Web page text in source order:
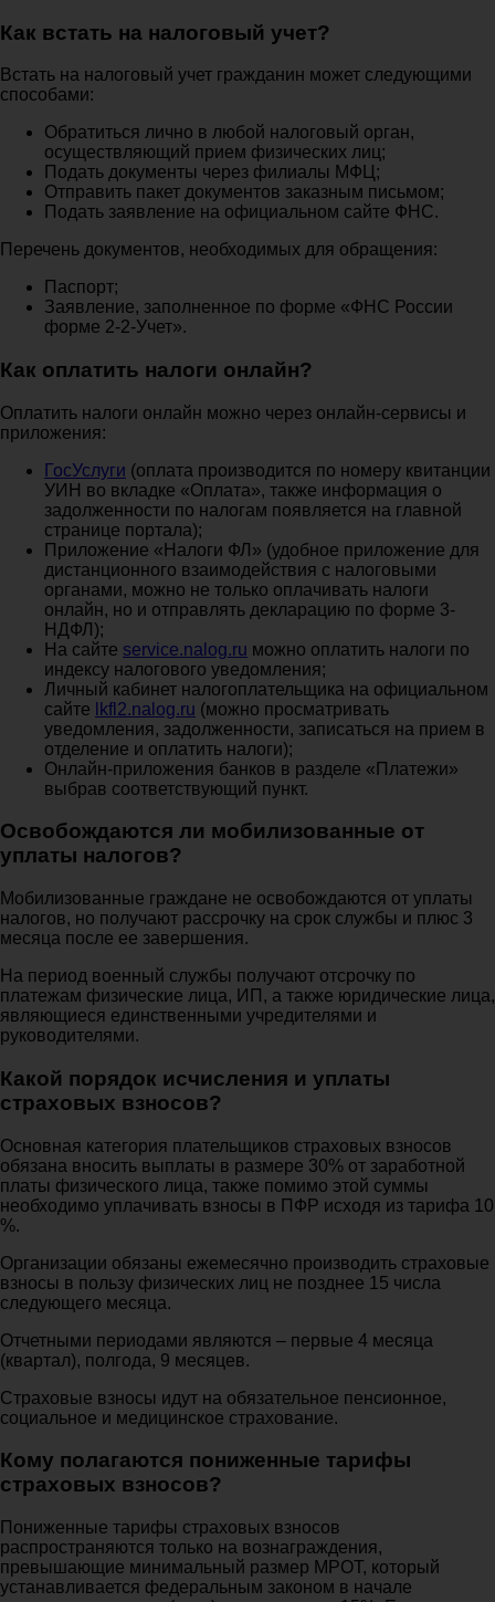
Как встать на налоговый учет?
Встать на налоговый учет гражданин может следующими
способами:
Обратиться лично в любой налоговый орган,
осуществляющий прием физических лиц;
Подать документы через филиалы МФЦ;
Отправить пакет документов заказным письмом;
Подать заявление на официальном сайте ФНС.
Перечень документов, необходимых для обращения:
Паспорт;
Заявление, заполненное по форме «ФНС России
форме 2-2-Учет».
Как оплатить налоги онлайн?
Оплатить налоги онлайн можно через онлайн-сервисы и
приложения:
ГосУслуги (оплата производится по номеру квитанции
УИН во вкладке «Оплата», также информация о
задолженности по налогам появляется на главной
странице портала);
Приложение «Налоги ФЛ» (удобное приложение для
дистанционного взаимодействия с налоговыми
органами, можно не только оплачивать налоги
онлайн, но и отправлять декларацию по форме 3-
НДФЛ);
На сайте service.nalog.ru можно оплатить налоги по
индексу налогового уведомления;
Личный кабинет налогоплательщика на официальном
сайте
lkfl2.nalog.ru (можно просматривать
уведомления, задолженности, записаться на прием в
отделение и оплатить налоги);
Онлайн-приложения банков в разделе «Платежи»
выбрав соответствующий пункт.
Освобождаются ли мобилизованные от
уплаты налогов?
Мобилизованные граждане не освобождаются от уплаты
налогов, но получают рассрочку на срок службы и плюс 3
месяца после ее завершения.
На период военный службы получают отсрочку по
платежам физические лица, ИП, а также юридические лица,
являющиеся единственными учредителями и
руководителями.
Какой порядок исчисления и уплаты
страховых взносов?
Основная категория плательщиков страховых взносов
обязана вносить выплаты в размере 30% от заработной
платы физического лица, также помимо этой суммы
необходимо уплачивать взносы в ПФР исходя из тарифа 10
%.
Организации обязаны ежемесячно производить страховые
взносы в пользу физических лиц не позднее 15 числа
следующего месяца.
Отчетными периодами являются – первые 4 месяца
(квартал), полгода, 9 месяцев.
Страховые взносы идут на обязательное пенсионное,
социальное и медицинское страхование.
Кому полагаются пониженные тарифы
страховых взносов?
Пониженные тарифы страховых взносов
распространяются только на вознаграждения,
превышающие минимальный размер МРОТ, который
устанавливается федеральным законом в начале